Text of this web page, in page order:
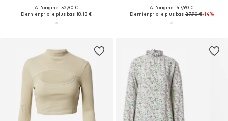
À l'origine : 52,90 €
Dernier prix le plus bas :18,13 €
À l'origine : 47,90 €
Dernier prix le plus bas :27,90 €-14%